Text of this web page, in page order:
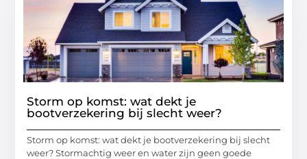
Storm op komst: wat dekt je
bootverzekering bij slecht weer?
Storm op komst: wat dekt je bootverzekering bij slecht
weer? Stormachtig weer en water zijn geen goede